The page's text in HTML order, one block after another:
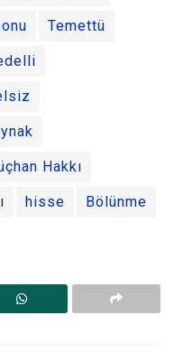
Temettü
Hakkı
hisse Bölünme